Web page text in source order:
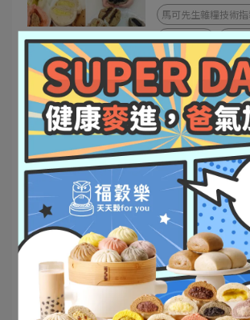
馬可先生雜糧技術指
福穀樂包子
馬卡
包子點心
【網購包子推薦
紛五彩包子，全台
中式早餐推薦 / 懶
便健康早餐 / 上班
薦。
2023-09-20
團購美食
宅配美食
馬可先生雜糧技術指
福穀樂包子
馬卡
【網購包子推薦】
FUKURO / 全台最
然繽紛五彩包子
2023-09-17